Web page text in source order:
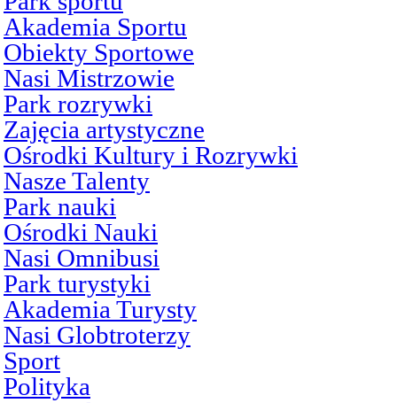
Akademia Sportu
Obiekty Sportowe
Nasi Mistrzowie
Park rozrywki
Zajęcia artystyczne
Ośrodki Kultury i Rozrywki
Nasze Talenty
Park nauki
Ośrodki Nauki
Nasi Omnibusi
Park turystyki
Akademia Turysty
Nasi Globtroterzy
Sport
Polityka